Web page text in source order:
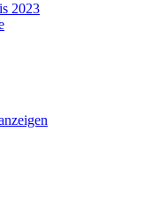
2023